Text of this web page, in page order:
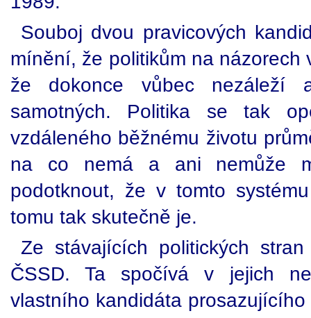
Souboj dvou pravicových
mínění, že politikům na názorech
že dokonce vůbec nezáleží
samotných. Politika se tak
vzdáleného běžnému životu
na co nemá a ani nemůže
podotknout, že v tomto
tomu tak skutečně je.
Ze stávajících politických
ČSSD. Ta spočívá v jejich
vlastního kandidáta